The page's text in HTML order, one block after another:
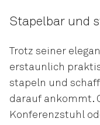
Stapelbar und
Trotz seiner
erstaunlich
stapeln und
darauf ankommt.
Konferenzstuhl